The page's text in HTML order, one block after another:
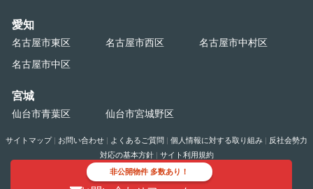
愛知
名古屋市東区 名古屋市西区
名古屋市中村区
名古屋市中区
宮城
仙台市青葉区 仙台市宮城野区
サイトマップ お問い合わせ よくあるご質問 個人情報に対する取り組み
反社会勢力
対応の基本方針| サイト利用規約
2026 TAKEOFFICE Corporation. All Rights Reserved.
非公開物件 多数あり！